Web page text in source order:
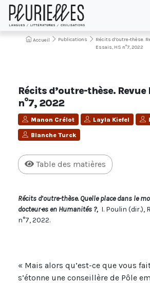
Accueil Publications
Récits d’outre-thèse.
Essais, HS n°7, 2022
Récits d’outre-thèse. Revue
n°7, 2022
Manon Crélot Layla Kiefel
Blanche Turck
Table des matières
Récits d’outre-thèse. Quelle place dans le
docteur·es en Humanités ?, I. Poulin (dir.),
n°7, 2022.
« Mais alors qu’est-ce que vous
s’étonne une conseillère de Pôle